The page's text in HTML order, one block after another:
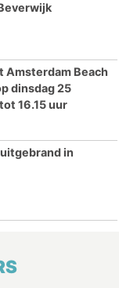
Amsterdam Beach
dinsdag 25
16.15 uur
in